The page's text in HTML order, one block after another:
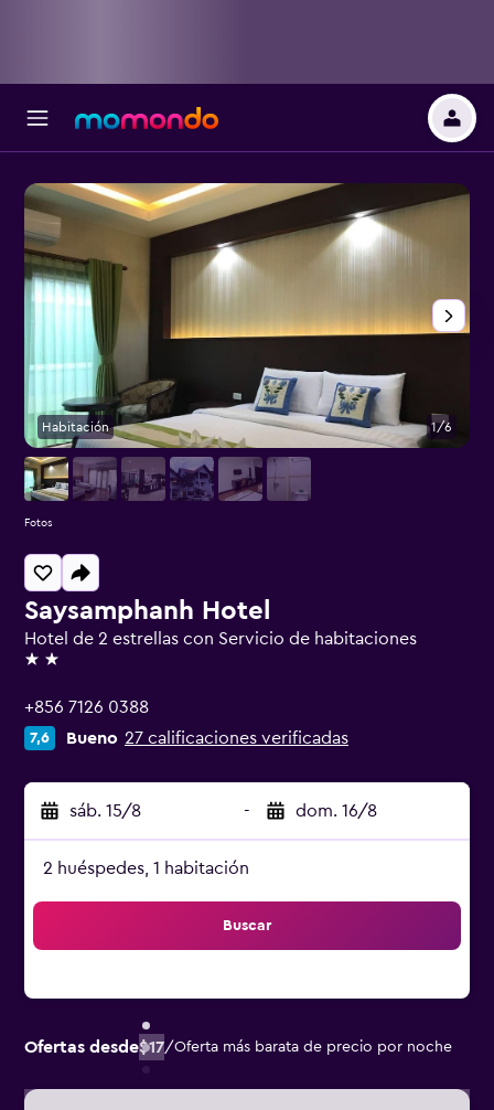
Saysamphanh Hotel
Hotel de 2 estrellas con Servicio de habitaciones
2 estrellas
+856 7126 0388
7,6 Bueno 27 calificaciones verificadas
sáb. 15/8 - dom. 16/8
2 huéspedes, 1 habitación
Buscar
Ofertas desde$17/Oferta más barata de precio por noche
Habitación 1/6
Fotos